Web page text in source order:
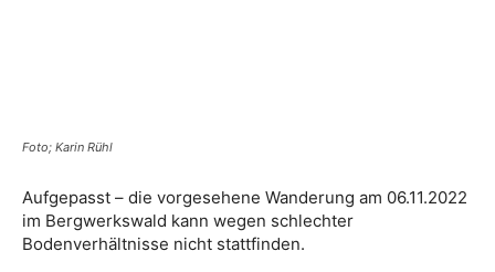
Foto; Karin Rühl
Aufgepasst – die vorgesehene Wanderung am 06.11.2022
im Bergwerkswald kann wegen schlechter
Bodenverhältnisse nicht stattfinden.